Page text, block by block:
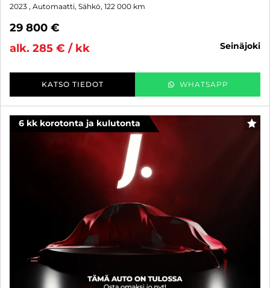
2023 , Automaatti, Sähkö, 122 000 km
29 800 €
alk. 285 € / kk
seinäjoki
KATSO TIEDOT WHATSAPP
6 kk korotonta ja kulutonta